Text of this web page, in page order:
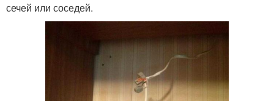
сечей или соседей.